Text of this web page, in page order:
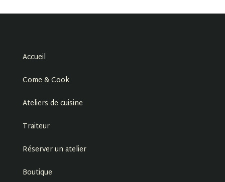
Accueil
Come & Cook
Ateliers de cuisine
Traiteur
Réserver un atelier
Boutique